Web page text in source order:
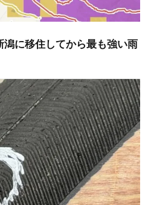
潟に移住してから最も強い雨